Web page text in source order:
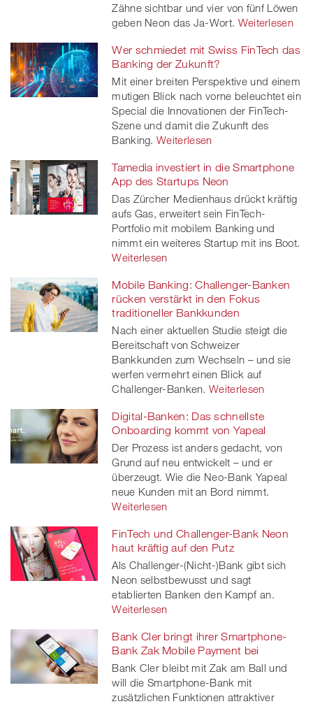
Zähne sichtbar und vier von fünf Löwen
geben Neon das Ja-Wort. Weiterlesen
Wer schmiedet mit Swiss FinTech das
Banking der Zukunft?
Mit einer breiten Perspektive und einem
mutigen Blick nach vorne beleuchtet ein
Special die Innovationen der FinTech-
Szene und damit die Zukunft des
Banking. Weiterlesen
Tamedia investiert in die Smartphone
App des Startups Neon
Das Zürcher Medienhaus drückt kräftig
aufs Gas, erweitert sein FinTech-
Portfolio mit mobilem Banking und
nimmt ein weiteres Startup mit ins Boot.
Weiterlesen
Mobile Banking: Challenger-Banken
rücken verstärkt in den Fokus
traditioneller Bankkunden
Nach einer aktuellen Studie steigt die
Bereitschaft von Schweizer
Bankkunden zum Wechseln – und sie
werfen vermehrt einen Blick auf
Challenger-Banken. Weiterlesen
Digital-Banken: Das schnellste
Onboarding kommt von Yapeal
Der Prozess ist anders gedacht, von
Grund auf neu entwickelt – und er
überzeugt. Wie die Neo-Bank Yapeal
neue Kunden mit an Bord nimmt.
Weiterlesen
FinTech und Challenger-Bank Neon
haut kräftig auf den Putz
Als Challenger-(Nicht-)Bank gibt sich
Neon selbstbewusst und sagt
etablierten Banken den Kampf an.
Weiterlesen
Bank Cler bringt ihrer Smartphone-
Bank Zak Mobile Payment bei
Bank Cler bleibt mit Zak am Ball und
will die Smartphone-Bank mit
zusätzlichen Funktionen attraktiver